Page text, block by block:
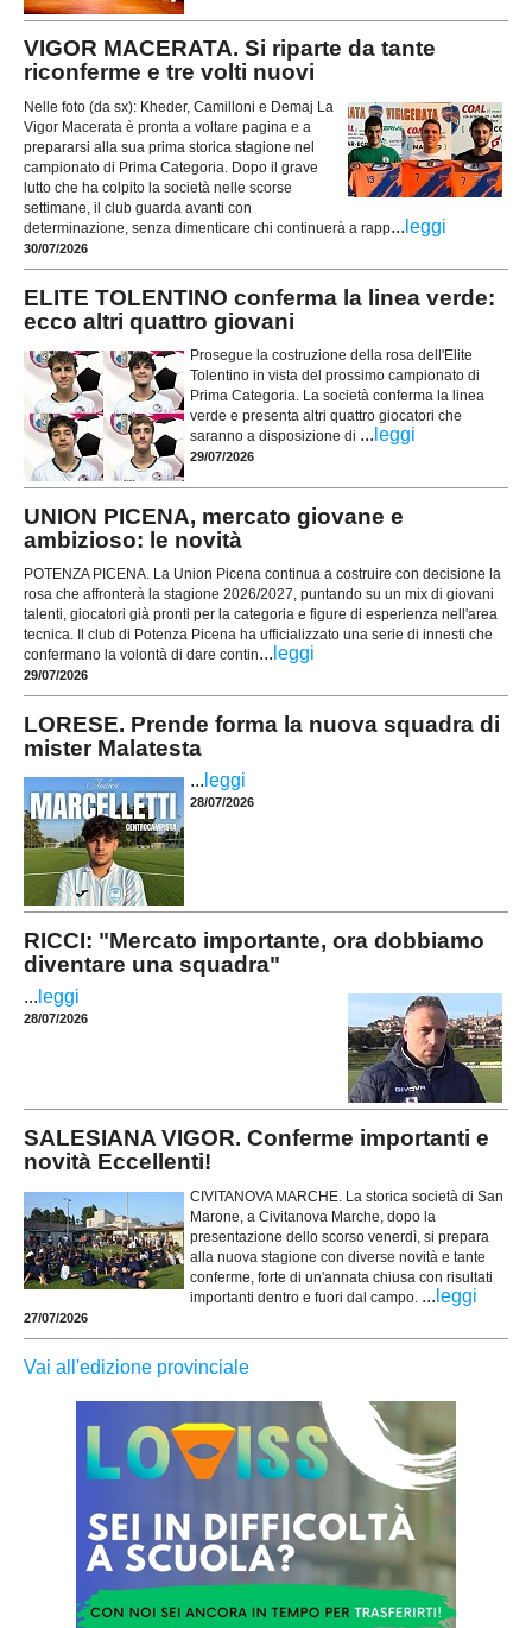
VIGOR MACERATA. Si riparte da tante
riconferme e tre volti nuovi
Nelle foto (da sx): Kheder, Camilloni e Demaj La
Vigor Macerata è pronta a voltare pagina e a
prepararsi alla sua prima storica stagione nel
campionato di Prima Categoria. Dopo il grave
lutto che ha colpito la società nelle scorse
settimane, il club guarda avanti con
determinazione, senza dimenticare chi continuerà a rapp... leggi
30/07/2026
ELITE TOLENTINO conferma la linea verde:
ecco altri quattro giovani
Prosegue la costruzione della rosa dell'Elite
Tolentino in vista del prossimo campionato di
Prima Categoria. La società conferma la linea
verde e presenta altri quattro giocatori che
saranno a disposizione di ... leggi
29/07/2026
UNION PICENA, mercato giovane e
ambizioso: le novità
POTENZA PICENA. La Union Picena continua a costruire con decisione la
rosa che affronterà la stagione 2026/2027, puntando su un mix di giovani
talenti, giocatori già pronti per la categoria e figure di esperienza nell'area
tecnica. Il club di Potenza Picena ha ufficializzato una serie di innesti che
confermano la volontà di dare contin... leggi
29/07/2026
LORESE. Prende forma la nuova squadra di
mister Malatesta
... leggi
28/07/2026
RICCI: "Mercato importante, ora dobbiamo
diventare una squadra"
... leggi
28/07/2026
SALESIANA VIGOR. Conferme importanti e
novità Eccellenti!
CIVITANOVA MARCHE. La storica società di San
Marone, a Civitanova Marche, dopo la
presentazione dello scorso venerdì, si prepara
alla nuova stagione con diverse novità e tante
conferme, forte di un'annata chiusa con risultati
importanti dentro e fuori dal campo. ... leggi
27/07/2026
Vai all'edizione provinciale